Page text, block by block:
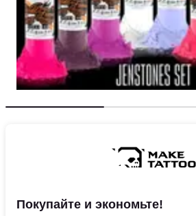
Покупайте и экономьте!